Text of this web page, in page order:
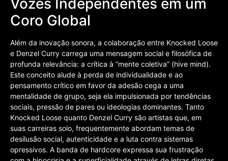
Coro Global
Além da inovação sonora, a colaboração entre Knocked Loose
e Denzel Curry carrega uma mensagem social e filosófica de
profunda relevância: a crítica à “mente coletiva” (hive mind).
Este conceito alude à perda de individualidade e ao
pensamento crítico em favor da adesão cega a uma
mentalidade de grupo, seja ela impulsionada por tendências
sociais, pressão de pares ou ideologias dominantes. Tanto
Knocked Loose quanto Denzel Curry são artistas que, em
suas carreiras solo, frequentemente abordam temas de
desilusão social, autenticidade e a luta contra sistemas
opressivos. A banda de hardcore expressa sua frustração